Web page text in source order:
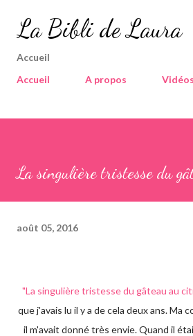
Accéder au contenu
La Bibli de Laura
Accueil
Accueil
A propos Vidéos
La singulière tristesse du
août 05, 2016
"La singulière tristesse du gâteau au citron", est un livre génial
que j'avais lu il y a de cela deux ans. Ma
il m'avait donné très envie. Quand il